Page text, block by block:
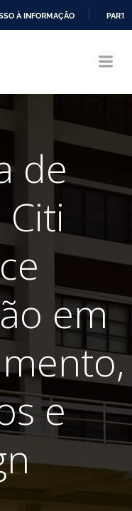
À INFORMAÇÃO
de
em
e